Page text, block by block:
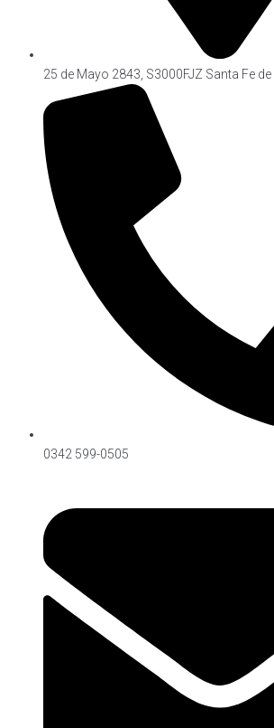
25 de Mayo 2843, S3000FJZ Santa Fe
0342 599-0505